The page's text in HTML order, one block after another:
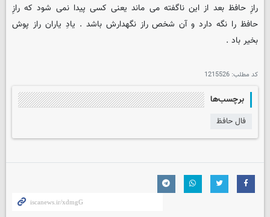
رازِ حافظ بعد از این ناگفته می ماند یعنی کسی پیدا نمی شود که رازِ
حافظ را نگه دارد و آن شخص راز نگهدارش باشد . یادِ یاران راز پوش
بخیر باد .
کد مطلب: 1215526
برچسب‌ها
فال حافظ